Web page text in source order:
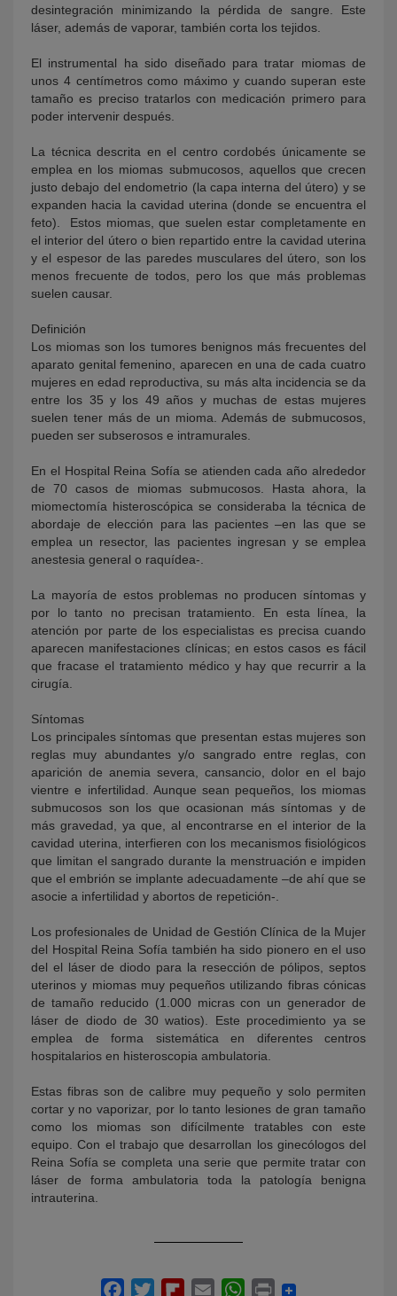
desintegración minimizando la pérdida de sangre. Este
láser, además de vaporar, también corta los tejidos.
El instrumental ha sido diseñado para tratar miomas de
unos 4 centímetros como máximo y cuando superan este
tamaño es preciso tratarlos con medicación primero para
poder intervenir después.
La técnica descrita en el centro cordobés únicamente se
emplea en los miomas submucosos, aquellos que crecen
justo debajo del endometrio (la capa interna del útero) y se
expanden hacia la cavidad uterina (donde se encuentra el
feto). Estos miomas, que suelen estar completamente en
el interior del útero o bien repartido entre la cavidad uterina
y el espesor de las paredes musculares del útero, son los
menos frecuente de todos, pero los que más problemas
suelen causar.
Definición
Los miomas son los tumores benignos más frecuentes del
aparato genital femenino, aparecen en una de cada cuatro
mujeres en edad reproductiva, su más alta incidencia se da
entre los 35 y los 49 años y muchas de estas mujeres
suelen tener más de un mioma. Además de submucosos,
pueden ser subserosos e intramurales.
En el Hospital Reina Sofía se atienden cada año alrededor
de 70 casos de miomas submucosos. Hasta ahora, la
miomectomía histeroscópica se consideraba la técnica de
abordaje de elección para las pacientes –en las que se
emplea un resector, las pacientes ingresan y se emplea
anestesia general o raquídea-.
La mayoría de estos problemas no producen síntomas y
por lo tanto no precisan tratamiento. En esta línea, la
atención por parte de los especialistas es precisa cuando
aparecen manifestaciones clínicas; en estos casos es fácil
que fracase el tratamiento médico y hay que recurrir a la
cirugía.
Síntomas
Los principales síntomas que presentan estas mujeres son
reglas muy abundantes y/o sangrado entre reglas, con
aparición de anemia severa, cansancio, dolor en el bajo
vientre e infertilidad. Aunque sean pequeños, los miomas
submucosos son los que ocasionan más síntomas y de
más gravedad, ya que, al encontrarse en el interior de la
cavidad uterina, interfieren con los mecanismos fisiológicos
que limitan el sangrado durante la menstruación e impiden
que el embrión se implante adecuadamente –de ahí que se
asocie a infertilidad y abortos de repetición-.
Los profesionales de Unidad de Gestión Clínica de la Mujer
del Hospital Reina Sofía también ha sido pionero en el uso
del el láser de diodo para la resección de pólipos, septos
uterinos y miomas muy pequeños utilizando fibras cónicas
de tamaño reducido (1.000 micras con un generador de
láser de diodo de 30 watios). Este procedimiento ya se
emplea de forma sistemática en diferentes centros
hospitalarios en histeroscopia ambulatoria.
Estas fibras son de calibre muy pequeño y solo permiten
cortar y no vaporizar, por lo tanto lesiones de gran tamaño
como los miomas son difícilmente tratables con este
equipo. Con el trabajo que desarrollan los ginecólogos del
Reina Sofía se completa una serie que permite tratar con
láser de forma ambulatoria toda la patología benigna
intrauterina.